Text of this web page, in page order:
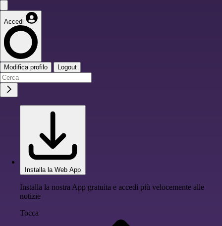
Accedi
Modifica profilo Logout
Installa la Web App
Installa la nostra App gratuita e accedi più velocemente alle
notizie
Tocca